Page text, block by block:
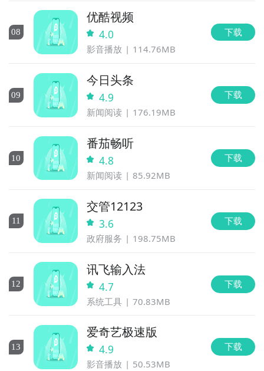
08
优酷视频
4.0
影音播放 114.76MB
下载
09
今日头条
4.9
新闻阅读 176.19MB
下载
10
番茄畅听
4.8
新闻阅读 85.92MB
下载
11
交管12123
3.6
政府服务 198.75MB
下载
12
讯飞输入法
4.7
系统工具 70.83MB
下载
13
爱奇艺极速版
4.9
影音播放 50.53MB
下载